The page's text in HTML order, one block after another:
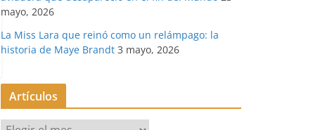
mayo, 2026
La Miss Lara que reinó como un relámpago: la
historia de Maye Brandt 3 mayo, 2026
Artículos